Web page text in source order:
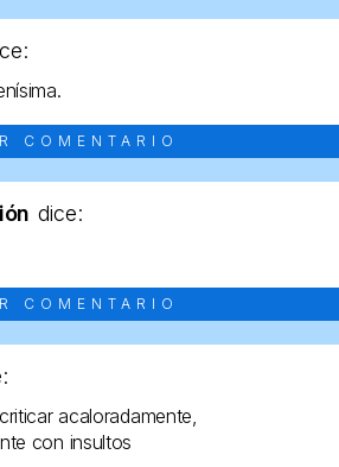
COMENTARIO
dice:
COMENTARIO
acaloradamente,
con insultos